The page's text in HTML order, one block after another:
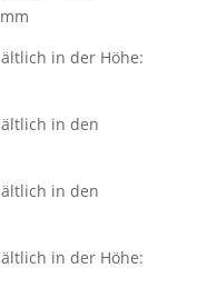
in der Höhe:
in den
in den
in der Höhe: